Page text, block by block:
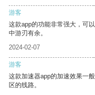
游客
这款app的功能非常强大，可
中游刃有余。
2024-02-07
游客
这款加速器app的加速效果一
区的线路。